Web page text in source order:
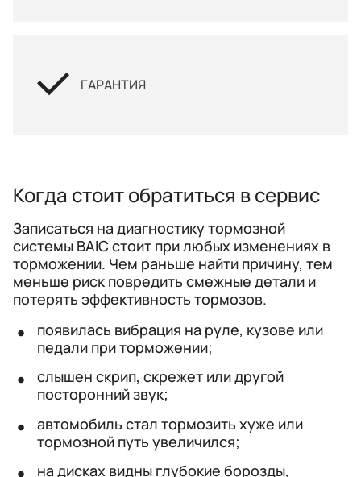
ГАРАНТИЯ
Когда стоит обратиться в сервис
Записаться на диагностику тормозной
системы BAIC стоит при любых изменениях в
торможении. Чем раньше найти причину, тем
меньше риск повредить смежные детали и
потерять эффективность тормозов.
появилась вибрация на руле, кузове или
педали при торможении;
слышен скрип, скрежет или другой
посторонний звук;
автомобиль стал тормозить хуже или
тормозной путь увеличился;
на дисках видны глубокие борозды,